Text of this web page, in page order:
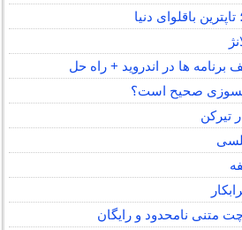
باقلوای دنیا
ها در اندروید + راه حل
دلسوزی صحیح است؟
تیرکن